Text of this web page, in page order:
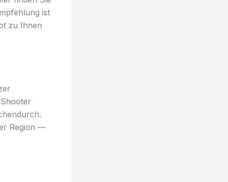
ist
zu Ihnen
Region —